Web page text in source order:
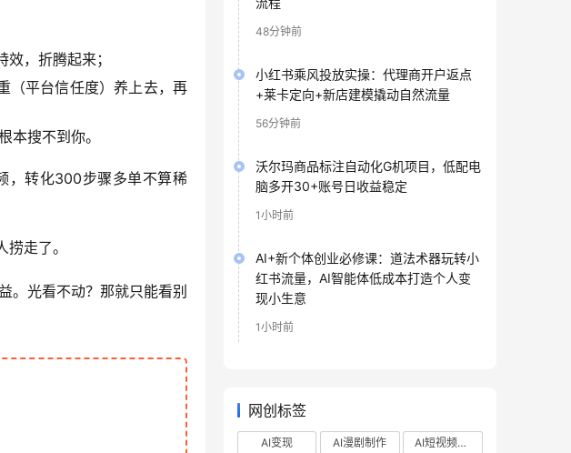
，折腾起来；
（平台信任度）养上去，再
本搜不到你。
，转化300步骤多单不算稀
走了。
。光看不动？那就只能看别
48分钟前
小红书乘风投放实操：代理商开户返点
+莱卡定向+新店建模撬动自然流量
56分钟前
沃尔玛商品标注自动化G机项目，低配电
脑多开30+账号日收益稳定
1小时前
AI+新个体创业必修课：道法术器玩转小
红书流量，AI智能体低成本打造个人变
现小生意
1小时前
网创标签
AI变现 AI漫剧制作
AI短视频制作